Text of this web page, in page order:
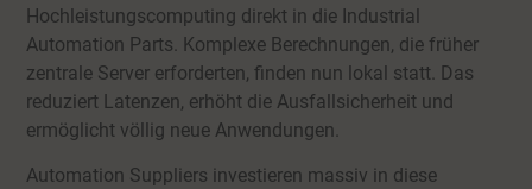
Hochleistungscomputing direkt in die Industrial
Automation Parts. Komplexe Berechnungen, die früher
zentrale Server erforderten, finden nun lokal statt. Das
reduziert Latenzen, erhöht die Ausfallsicherheit und
ermöglicht völlig neue Anwendungen.
Automation Suppliers investieren massiv in diese